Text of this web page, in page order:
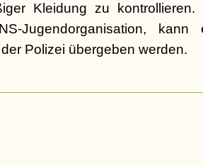
Kleidung zu
Jugendorganisation,
Polizei übergeben werden.